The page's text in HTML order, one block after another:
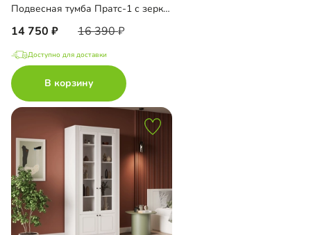
Подвесная тумба Пратс-1 с зеркалом
14 750 16 390
Доступно для доставки
В корзину